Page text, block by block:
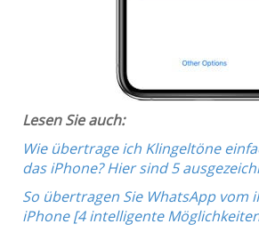
Lesen Sie auch:
Wie übertrage ich Klingeltöne
das iPhone? Hier sind 5
So übertragen Sie WhatsApp vom
iPhone [4 intelligente